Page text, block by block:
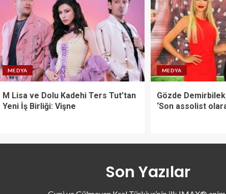
MEDYA
M Lisa ve Dolu Kadehi Ters Tut’tan
Yeni İş Birliği: Vişne
MEDYA
Gözde
‘Son assolist
Son Yazılar